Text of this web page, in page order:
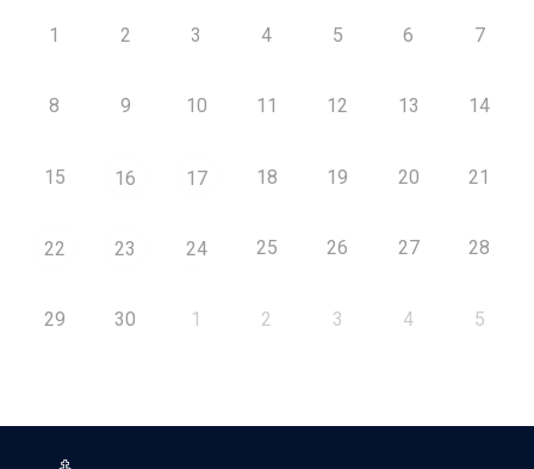
1 2 3 4 5 6 7
8 9 10 11 12 13 14
15 16 17 18 19 20 21
22 23 24 25 26 27 28
29 30 1 2 3 4 5